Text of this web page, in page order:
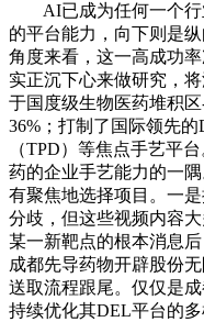
AI已成为任何一个行业
的平台能力，向下则是
角度来看，这一高成功
实正沉下心来做研究，
于国度级生物医药堆积
36%；打制了国际领先
（TPD）等焦点手艺平
药的企业手艺能力的一
有聚焦地选择项目。一
分歧，但这些视频内容
某一新靶点的根本消息
成都先导药物开辟股份
送取流程跟尾。仅仅是
持续优化其DEL平台的